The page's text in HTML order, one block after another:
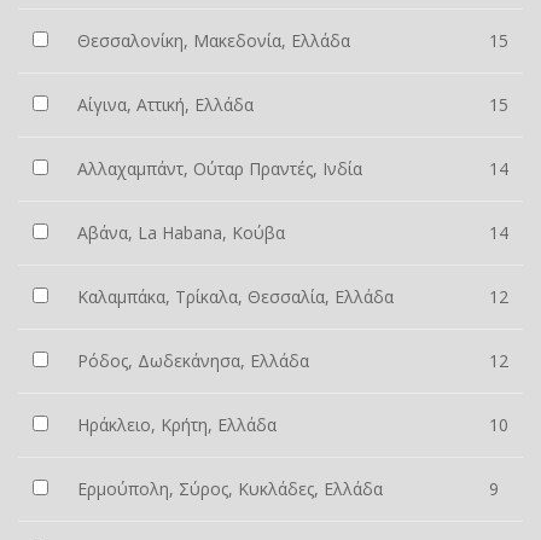
Θεσσαλονίκη, Μακεδονία, Ελλάδα 15
Αίγινα, Αττική, Ελλάδα 15
Αλλαχαμπάντ, Ούταρ Πραντές, Ινδία 14
Αβάνα, La Habana, Κούβα 14
Καλαμπάκα, Τρίκαλα, Θεσσαλία, Ελλάδα 12
Ρόδος, Δωδεκάνησα, Ελλάδα 12
Ηράκλειο, Κρήτη, Ελλάδα 10
Ερμούπολη, Σύρος, Κυκλάδες, Ελλάδα 9